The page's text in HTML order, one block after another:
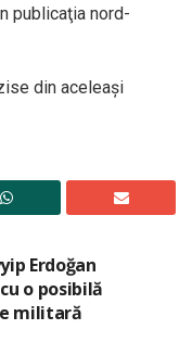
publicaţia nord-
din aceleaşi
Erdoğan
o posibilă
militară